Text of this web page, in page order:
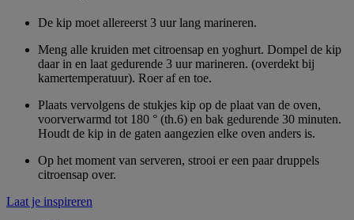
De kip moet allereerst 3 uur lang marineren.
Meng alle kruiden met citroensap en yoghurt. Dompel de kip
daar in en laat gedurende 3 uur marineren. (overdekt bij
kamertemperatuur). Roer af en toe.
Plaats vervolgens de stukjes kip op de plaat van de oven,
voorverwarmd tot 180 ° (th.6) en bak gedurende 30 minuten.
Houdt de kip in de gaten aangezien elke oven anders is.
Op het moment van serveren, strooi er een paar druppels
citroensap over.
Laat je inspireren